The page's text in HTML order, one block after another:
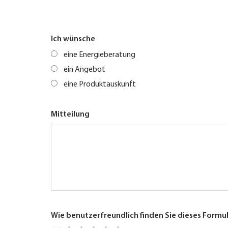
Ich wünsche
eine Energieberatung
ein Angebot
eine Produktauskunft
Mitteilung
Wie benutzerfreundlich finden Sie dieses